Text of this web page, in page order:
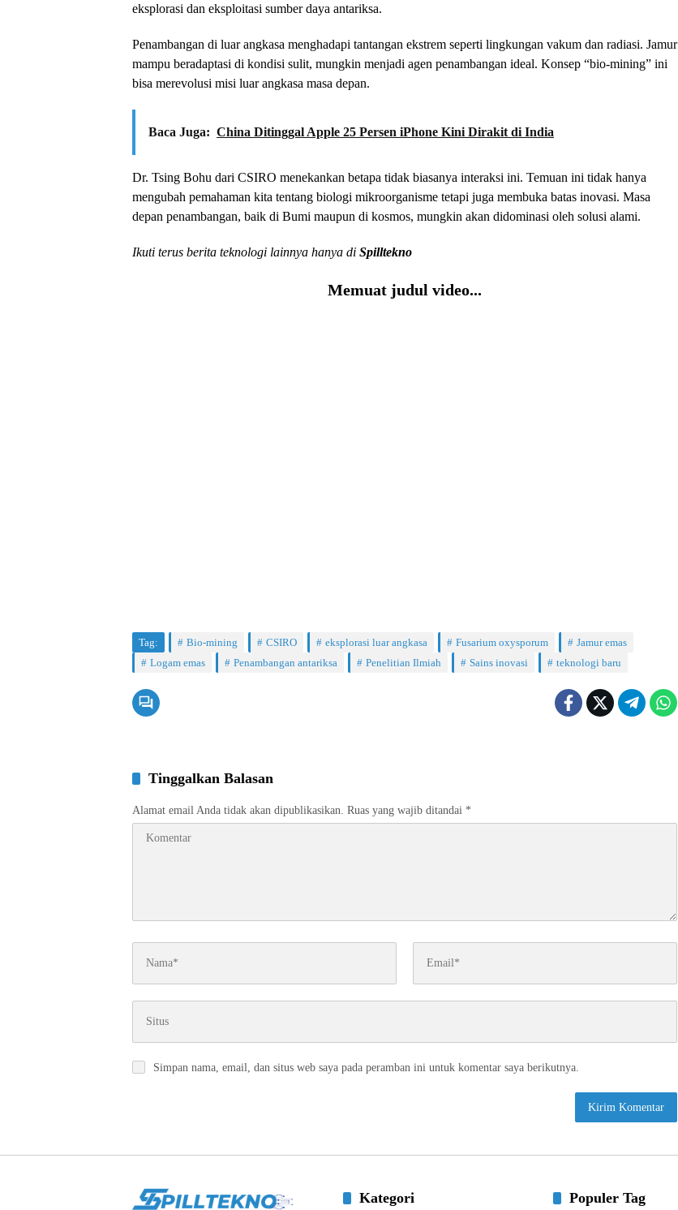
eksplorasi dan eksploitasi sumber daya antariksa.
Penambangan di luar angkasa menghadapi tantangan ekstrem seperti lingkungan vakum dan radiasi. Jamur
mampu beradaptasi di kondisi sulit, mungkin menjadi agen penambangan ideal. Konsep “bio-mining” ini
bisa merevolusi misi luar angkasa masa depan.
Baca Juga: China Ditinggal Apple 25 Persen iPhone Kini Dirakit di India
Dr. Tsing Bohu dari CSIRO menekankan betapa tidak biasanya interaksi ini. Temuan ini tidak hanya
mengubah pemahaman kita tentang biologi mikroorganisme tetapi juga membuka batas inovasi. Masa
depan penambangan, baik di Bumi maupun di kosmos, mungkin akan didominasi oleh solusi alami.
Ikuti terus berita teknologi lainnya hanya di Spilltekno
Memuat judul video...
Tag: Bio-mining CSIRO eksplorasi luar angkasa Fusarium oxysporum
Jamur emas
Logam emas
Penambangan antariksa Penelitian Ilmiah Sains inovasi teknologi baru
Tinggalkan Balasan
Alamat email Anda tidak akan dipublikasikan. Ruas yang wajib ditandai *
Simpan nama, email, dan situs web saya pada peramban ini untuk komentar saya berikutnya.
Kategori Populer Tag